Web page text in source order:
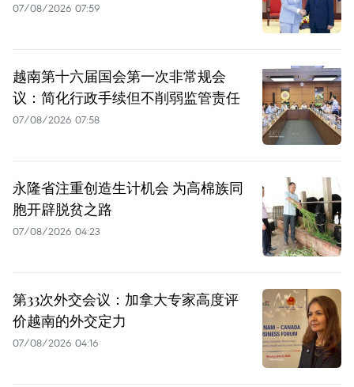
07/08/2026 07:59
越南第十六届国会第一次非常规会
议：简化行政手续但不削弱监管责任
07/08/2026 07:58
永隆省注重创造生计机会 为高棉族同
胞开辟脱贫之路
07/08/2026 04:23
第33次外交会议：加拿大专家高度评
价越南的外交定力
07/08/2026 04:16